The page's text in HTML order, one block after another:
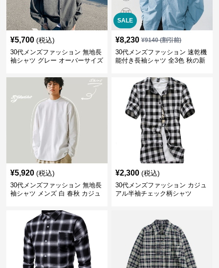
¥5,700 (税込)
30代メンズファッション 無地長
袖シャツ グレー オーバーサイズ
SALE
¥8,230 ¥9140(割引前)
30代メンズファッション 速乾機
能付き長袖シャツ 全3色 秋の新
¥5,920 (税込)
30代メンズファッション 無地長
袖シャツ メンズ 白 春秋 カジュ
¥2,300 (税込)
30代メンズファッション カジュ
アル半袖チェック柄シャツ